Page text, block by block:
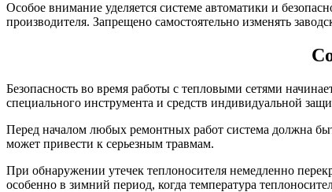
Особое внимание уделяется системе автоматики и
производителя. Запрещено самостоятельно изменять
Безопасность во время работы с тепловыми сетями
специального инструмента и средств индивидуальной
Перед началом любых ремонтных работ система должна
может привести к серьезным травмам.
При обнаружении утечек теплоносителя немедленно
особенно в зимний период, когда температура